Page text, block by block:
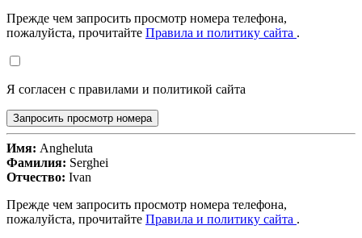
Прежде чем запросить просмотр номера телефона,
пожалуйста, прочитайте Правила и политику сайта .
Я согласен с правилами и политикой сайта
Запросить просмотр номера
Имя: Angheluta
Фамилия: Serghei
Отчество: Ivan
Прежде чем запросить просмотр номера телефона,
пожалуйста, прочитайте Правила и политику сайта .